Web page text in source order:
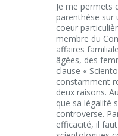
Je me permets
parenthèse sur
coeur
membre du
affaires
âgées, des
clause «
constamment
deux raisons.
que sa légalité
controverse.
efficacité, il